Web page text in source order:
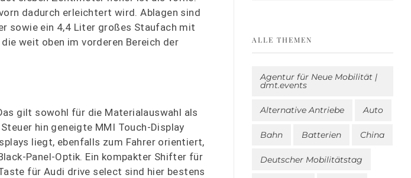
dadurch erleichtert wird. Ablagen sind
sowie ein 4,4 Liter großes Staufach mit
weit oben im vorderen Bereich der
gilt sowohl für die Materialauswahl als
hin geneigte MMI Touch-Display
liegt, ebenfalls zum Fahrer orientiert,
Panel-Optik. Ein kompakter Shifter für
für Audi drive select sind hier bestens
ALLE THEMEN
Agentur für Neue Mobilität |
dmt.events
Alternative Antriebe Auto
Bahn Batterien China
Deutscher Mobilitätstag